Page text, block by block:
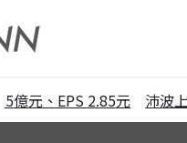
、EPS 2.85元 沛波上半